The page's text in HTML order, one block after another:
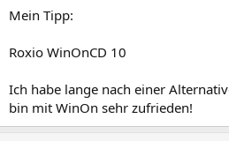
Mein Tipp:
Roxio WinOnCD 10
Ich habe lange nach einer
bin mit WinOn sehr zufrieden!